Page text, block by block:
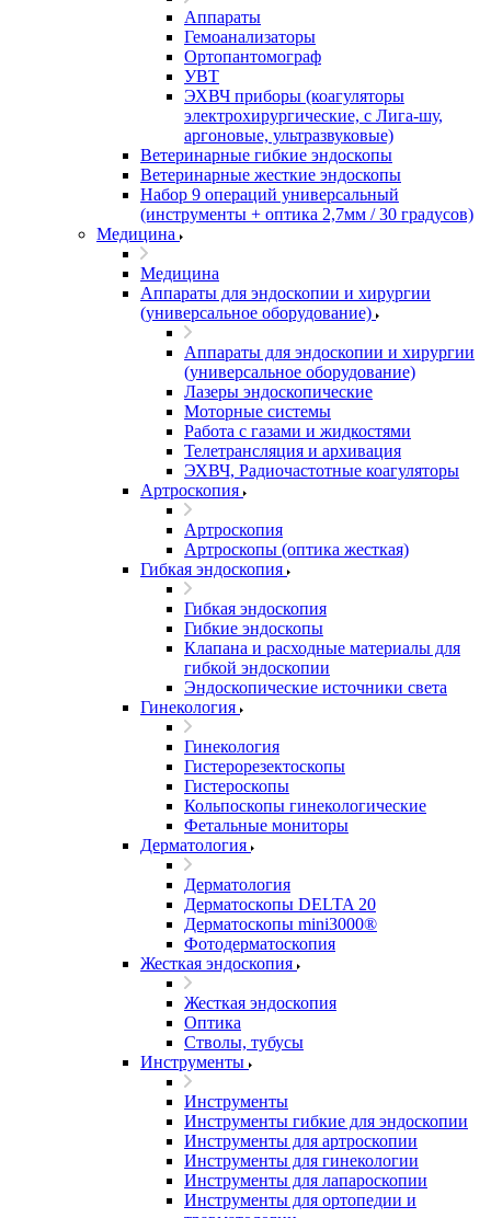
Аппараты
Гемоанализаторы
Ортопантомограф
УВТ
ЭХВЧ приборы (коагуляторы
электрохирургические, с Лига-шу,
аргоновые, ультразвуковые)
Ветеринарные гибкие эндоскопы
Ветеринарные жесткие эндоскопы
Набор 9 операций универсальный
(инструменты + оптика 2,7мм / 30 градусов)
Медицина
Медицина
Аппараты для эндоскопии и хирургии
(универсальное оборудование)
Аппараты для эндоскопии и хирургии
(универсальное оборудование)
Лазеры эндоскопические
Моторные системы
Работа с газами и жидкостями
Телетрансляция и архивация
ЭХВЧ, Радиочастотные коагуляторы
Артроскопия
Артроскопия
Артроскопы (оптика жесткая)
Гибкая эндоскопия
Гибкая эндоскопия
Гибкие эндоскопы
Клапана и расходные материалы для
гибкой эндоскопии
Эндоскопические источники света
Гинекология
Гинекология
Гистерорезектоскопы
Гистероскопы
Кольпоскопы гинекологические
Фетальные мониторы
Дерматология
Дерматология
Дерматоскопы DELTA 20
Дерматоскопы mini3000®
Фотодерматоскопия
Жесткая эндоскопия
Жесткая эндоскопия
Оптика
Стволы, тубусы
Инструменты
Инструменты
Инструменты гибкие для эндоскопии
Инструменты для артроскопии
Инструменты для гинекологии
Инструменты для лапароскопии
Инструменты для ортопедии и